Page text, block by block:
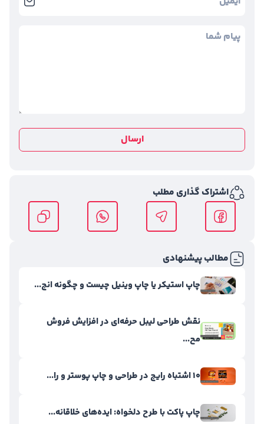
ارسال
اشتراک گذاری مطلب
مطالب پیشنهادی
چاپ استیکر یا چاپ وینیل چیست و چگونه انج...
نقش طراحی لیبل حرفه‌ای در افزایش فروش
مح...
۱۰ اشتباه رایج در طراحی و چاپ پوستر و را...
چاپ پاکت با طرح دلخواه: ایده‌های خلاقانه...